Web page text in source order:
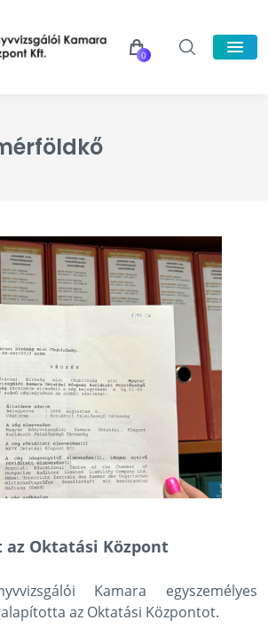
0
az Oktatási Központ
Kamara egyszemélyes
az Oktatási Központot.